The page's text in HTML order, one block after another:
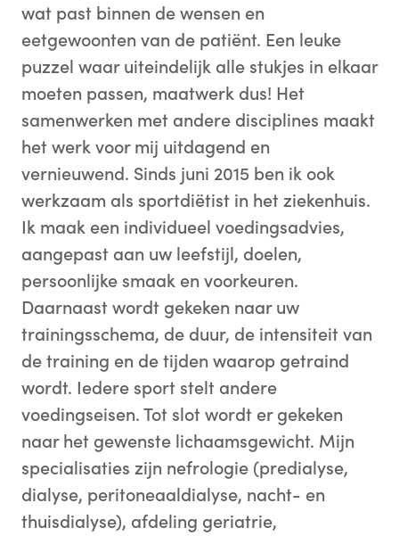
wat past binnen de wensen en
eetgewoonten van de patiënt. Een leuke
puzzel waar uiteindelijk alle stukjes in elkaar
moeten passen, maatwerk dus! Het
samenwerken met andere disciplines maakt
het werk voor mij uitdagend en
vernieuwend. Sinds juni 2015 ben ik ook
werkzaam als sportdiëtist in het ziekenhuis.
Ik maak een individueel voedingsadvies,
aangepast aan uw leefstijl, doelen,
persoonlijke smaak en voorkeuren.
Daarnaast wordt gekeken naar uw
trainingsschema, de duur, de intensiteit van
de training en de tijden waarop getraind
wordt. Iedere sport stelt andere
voedingseisen. Tot slot wordt er gekeken
naar het gewenste lichaamsgewicht. Mijn
specialisaties zijn nefrologie (predialyse,
dialyse, peritoneaaldialyse, nacht- en
thuisdialyse), afdeling geriatrie,